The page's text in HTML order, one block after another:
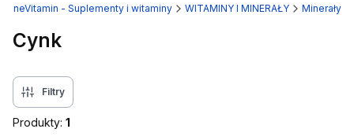
OneVitamin - Suplementy i witaminy WITAMINY I MINERAŁY Minerały
Cynk
Filtry
Produkty: 1